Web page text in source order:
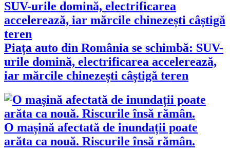
Piața auto din România se schimbă: SUV-
urile domină, electrificarea accelerează,
iar mărcile chinezești câștigă teren
O mașină afectată de inundații poate
arăta ca nouă. Riscurile însă rămân.